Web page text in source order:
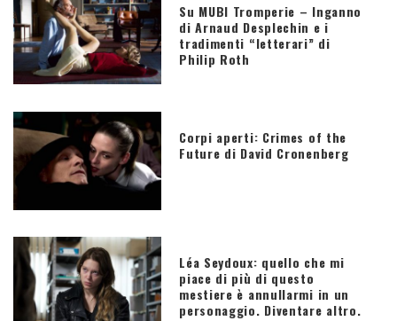
Su MUBI Tromperie – Inganno
di Arnaud Desplechin e i
tradimenti “letterari” di
Philip Roth
Corpi aperti: Crimes of the
Future di David Cronenberg
Léa Seydoux: quello che mi
piace di più di questo
mestiere è annullarmi in un
personaggio. Diventare altro.